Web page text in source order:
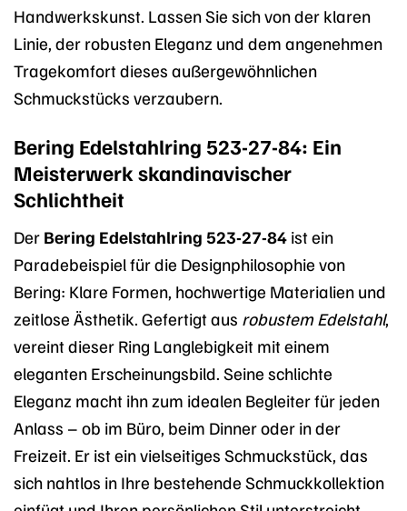
Handwerkskunst. Lassen Sie sich von der klaren
Linie, der robusten Eleganz und dem angenehmen
Tragekomfort dieses außergewöhnlichen
Schmuckstücks verzaubern.
Bering Edelstahlring 523-27-84: Ein
Meisterwerk skandinavischer
Schlichtheit
Der Bering Edelstahlring 523-27-84 ist ein
Paradebeispiel für die Designphilosophie von
Bering: Klare Formen, hochwertige Materialien und
zeitlose Ästhetik. Gefertigt aus robustem Edelstahl,
vereint dieser Ring Langlebigkeit mit einem
eleganten Erscheinungsbild. Seine schlichte
Eleganz macht ihn zum idealen Begleiter für jeden
Anlass – ob im Büro, beim Dinner oder in der
Freizeit. Er ist ein vielseitiges Schmuckstück, das
sich nahtlos in Ihre bestehende Schmuckkollektion